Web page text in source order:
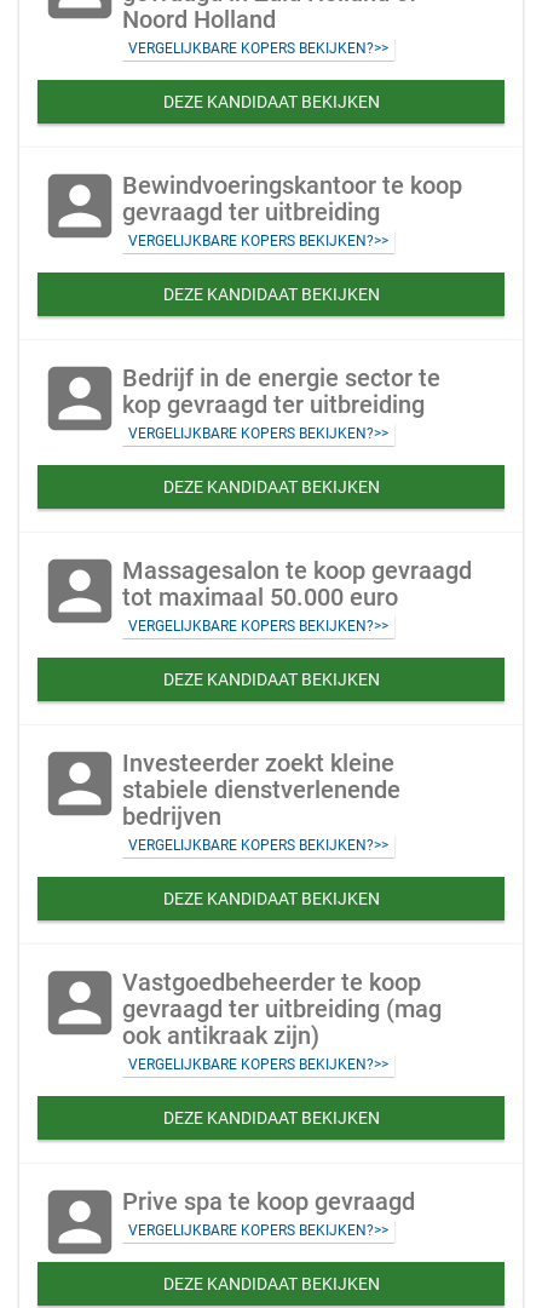
Noord Holland
VERGELIJKBARE KOPERS BEKIJKEN?>>
DEZE KANDIDAAT BEKIJKEN
account_box Bewindvoeringskantoor te koop
gevraagd ter uitbreiding
VERGELIJKBARE KOPERS BEKIJKEN?>>
DEZE KANDIDAAT BEKIJKEN
account_box Bedrijf in de energie sector te
kop gevraagd ter uitbreiding
VERGELIJKBARE KOPERS BEKIJKEN?>>
DEZE KANDIDAAT BEKIJKEN
account_box Massagesalon te koop gevraagd
tot maximaal 50.000 euro
VERGELIJKBARE KOPERS BEKIJKEN?>>
DEZE KANDIDAAT BEKIJKEN
account_box Investeerder zoekt kleine
stabiele dienstverlenende
bedrijven
VERGELIJKBARE KOPERS BEKIJKEN?>>
DEZE KANDIDAAT BEKIJKEN
account_box Vastgoedbeheerder te koop
gevraagd ter uitbreiding (mag
ook antikraak zijn)
VERGELIJKBARE KOPERS BEKIJKEN?>>
DEZE KANDIDAAT BEKIJKEN
account_box Prive spa te koop gevraagd
VERGELIJKBARE KOPERS BEKIJKEN?>>
DEZE KANDIDAAT BEKIJKEN